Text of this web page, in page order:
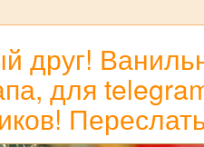
для